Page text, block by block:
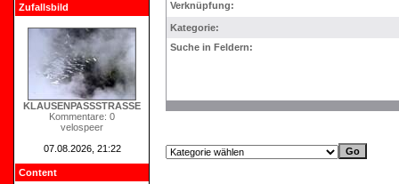
Zufallsbild
KLAUSENPASSSTRASSE
Kommentare: 0
velospeer
07.08.2026, 21:22
Content
Verknüpfung:
Kategorie:
Suche in Feldern: